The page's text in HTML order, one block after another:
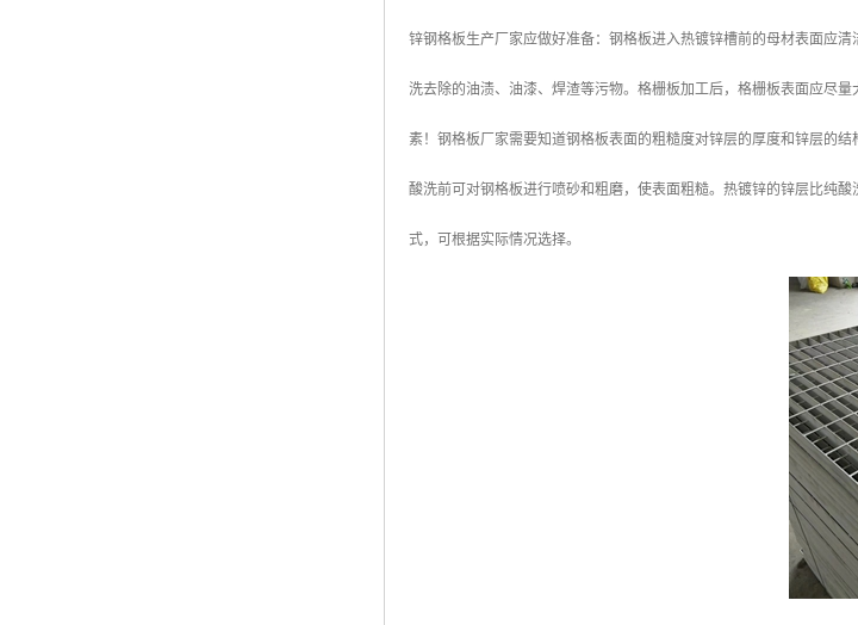
锌钢格板生产厂家应做好准备：钢格板进入热镀锌槽前的母材表面应
洗去除的油渍、油漆、焊渣等污物。格栅板加工后，格栅板表面应尽
素！钢格板厂家需要知道钢格板表面的粗糙度对锌层的厚度和锌层的
酸洗前可对钢格板进行喷砂和粗磨，使表面粗糙。热镀锌的锌层比纯
式，可根据实际情况选择。